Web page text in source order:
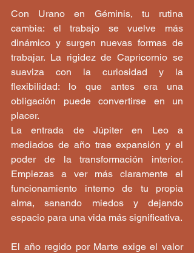
Con Urano en Géminis, tu rutina
cambia: el trabajo se vuelve más
dinámico y surgen nuevas formas de
trabajar. La rigidez de Capricornio se
suaviza con la curiosidad y la
flexibilidad: lo que antes era una
obligación puede convertirse en un
placer.
La entrada de Júpiter en Leo a
mediados de año trae expansión y el
poder de la transformación interior.
Empiezas a ver más claramente el
funcionamiento interno de tu propia
alma, sanando miedos y dejando
espacio para una vida más significativa.
El año regido por Marte exige el valor